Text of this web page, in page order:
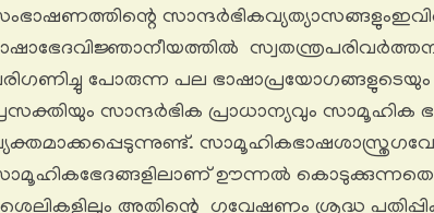
പോരുന്ന പല
സാന്ദർഭിക പ്രാധാന്യവും സാമൂഹിക
ഊന്നൽ